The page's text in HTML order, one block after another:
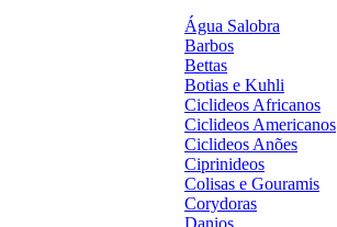
Água Salobra
Barbos
Bettas
Botias e Kuhli
Ciclideos Africanos
Ciclideos Americanos
Ciclideos Anões
Ciprinideos
Colisas e Gouramis
Corydoras
Danios